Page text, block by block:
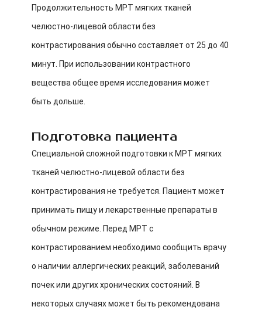
Продолжительность МРТ мягких тканей
челюстно-лицевой области без
контрастирования обычно составляет от 25 до 40
минут. При использовании контрастного
вещества общее время исследования может
быть дольше.
Подготовка пациента
Специальной сложной подготовки к МРТ мягких
тканей челюстно-лицевой области без
контрастирования не требуется. Пациент может
принимать пищу и лекарственные препараты в
обычном режиме. Перед МРТ с
контрастированием необходимо сообщить врачу
о наличии аллергических реакций, заболеваний
почек или других хронических состояний. В
некоторых случаях может быть рекомендована